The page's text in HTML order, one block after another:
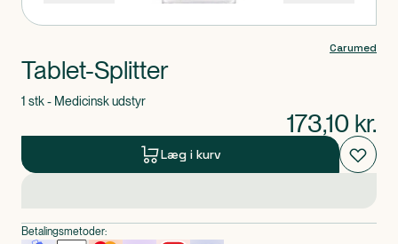
Carumed
Tablet-Splitter
1 stk - Medicinsk udstyr
173,10 kr.
Læg i kurv
Betalingsmetoder: